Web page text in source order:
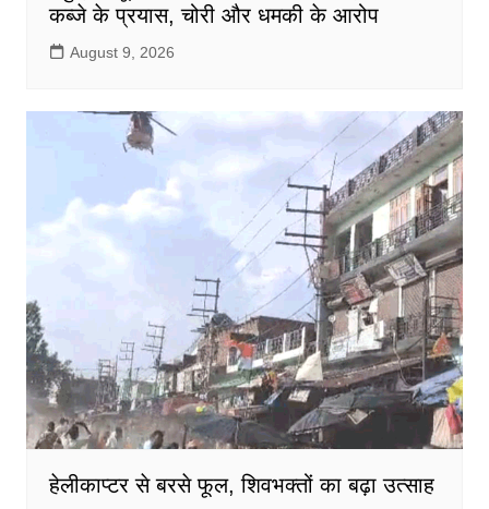
कब्जे के प्रयास, चोरी और धमकी के आरोप
August 9, 2026
हेलीकाप्टर से बरसे फूल, शिवभक्तों का बढ़ा उत्साह